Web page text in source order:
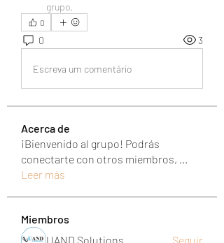
grupo.
0
0 3
Escreva um comentário
Acerca de
¡Bienvenido al grupo! Podrás
conectarte con otros miembros, ...
Leer más
Miembros
UAND Solutions
Seguir